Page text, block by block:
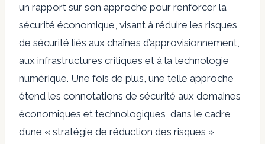
un rapport sur son approche pour renforcer la
sécurité économique, visant à réduire les risques
de sécurité liés aux chaînes d’approvisionnement,
aux infrastructures critiques et à la technologie
numérique. Une fois de plus, une telle approche
étend les connotations de sécurité aux domaines
économiques et technologiques, dans le cadre
d’une « stratégie de réduction des risques »